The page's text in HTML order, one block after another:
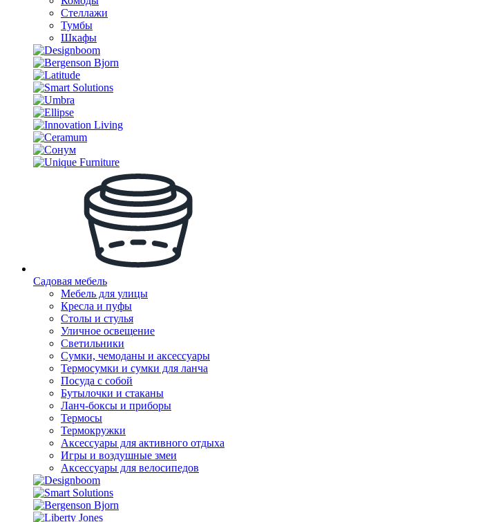
Стеллажи
Тумбы
Шкафы
Садовая мебель
Мебель для улицы
Кресла и пуфы
Столы и стулья
Уличное освещение
Светильники
Сумки, чемоданы и аксессуары
Термосумки и сумки для ланча
Посуда с собой
Бутылочки и стаканы
Ланч-боксы и приборы
Термосы
Термокружки
Аксессуары для активного отдыха
Игры и воздушные змеи
Аксессуары для велосипедов